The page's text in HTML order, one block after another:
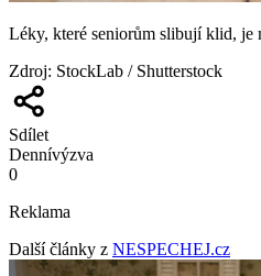
Léky, které seniorům slibují klid, je
Zdroj: StockLab / Shutterstock
Sdílet
Dennívýzva
0
Reklama
Další články z NESPECHEJ.cz